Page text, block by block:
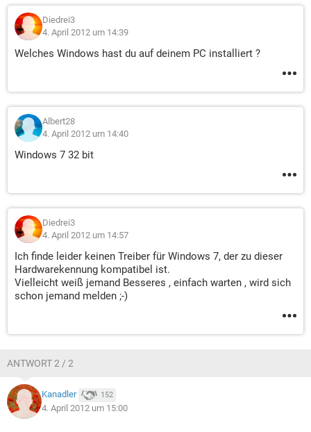
Diedrei3
4. April 2012 um 14:39
Welches Windows hast du auf deinem PC installiert ?
Albert28
4. April 2012 um 14:40
Windows 7 32 bit
Diedrei3
4. April 2012 um 14:57
Ich finde leider keinen Treiber für Windows 7, der zu dieser
Hardwarekennung kompatibel ist.
Vielleicht weiß jemand Besseres , einfach warten , wird sich
schon jemand melden ;-)
ANTWORT 2 / 2
Kanadler 152
4. April 2012 um 15:00